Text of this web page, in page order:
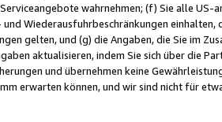
wahrnehmen; (f) Sie alle
Wiederausfuhrbeschränkungen
gelten, und (g) die Angaben, die Sie im
aktualisieren, indem Sie sich über die
und übernehmen keine
erwarten können, und wir sind nicht für